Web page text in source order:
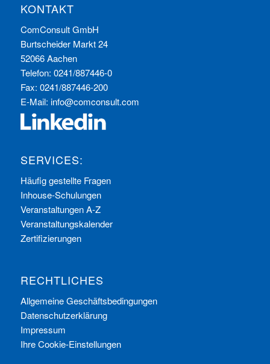
KONTAKT
ComConsult GmbH
Burtscheider Markt 24
52066 Aachen
Telefon: 0241/887446-0
Fax: 0241/887446-200
E-Mail: info@comconsult.com
SERVICES:
Häufig gestellte Fragen
Inhouse-Schulungen
Veranstaltungen A-Z
Veranstaltungskalender
Zertifizierungen
RECHTLICHES
Allgemeine Geschäftsbedingungen
Datenschutzerklärung
Impressum
Ihre Cookie-Einstellungen